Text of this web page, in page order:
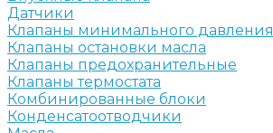
Датчики
Клапаны минимального давления
Клапаны остановки масла
Клапаны предохранительные
Клапаны термостата
Комбинированные блоки
Конденсатоотводчики